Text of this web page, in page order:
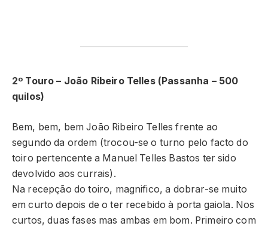
2º Touro – João Ribeiro Telles (Passanha – 500
quilos)
Bem, bem, bem João Ribeiro Telles frente ao
segundo da ordem (trocou-se o turno pelo facto do
toiro pertencente a Manuel Telles Bastos ter sido
devolvido aos currais).
Na recepção do toiro, magnifico, a dobrar-se muito
em curto depois de o ter recebido à porta gaiola. Nos
curtos, duas fases mas ambas em bom. Primeiro com